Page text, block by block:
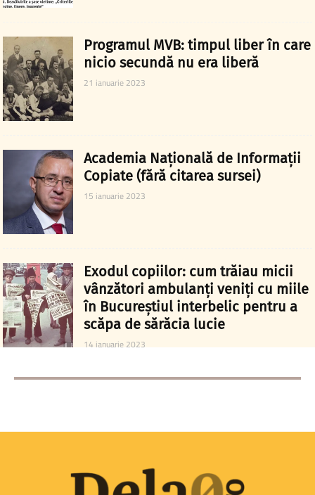
Programul MVB: timpul liber în care
nicio secundă nu era liberă
21 ianuarie 2023
Academia Națională de Informații
Copiate (fără citarea sursei)
15 ianuarie 2023
Exodul copiilor: cum trăiau micii
vânzători ambulanți veniți cu miile
în Bucureștiul interbelic pentru a
scăpa de sărăcia lucie
14 ianuarie 2023